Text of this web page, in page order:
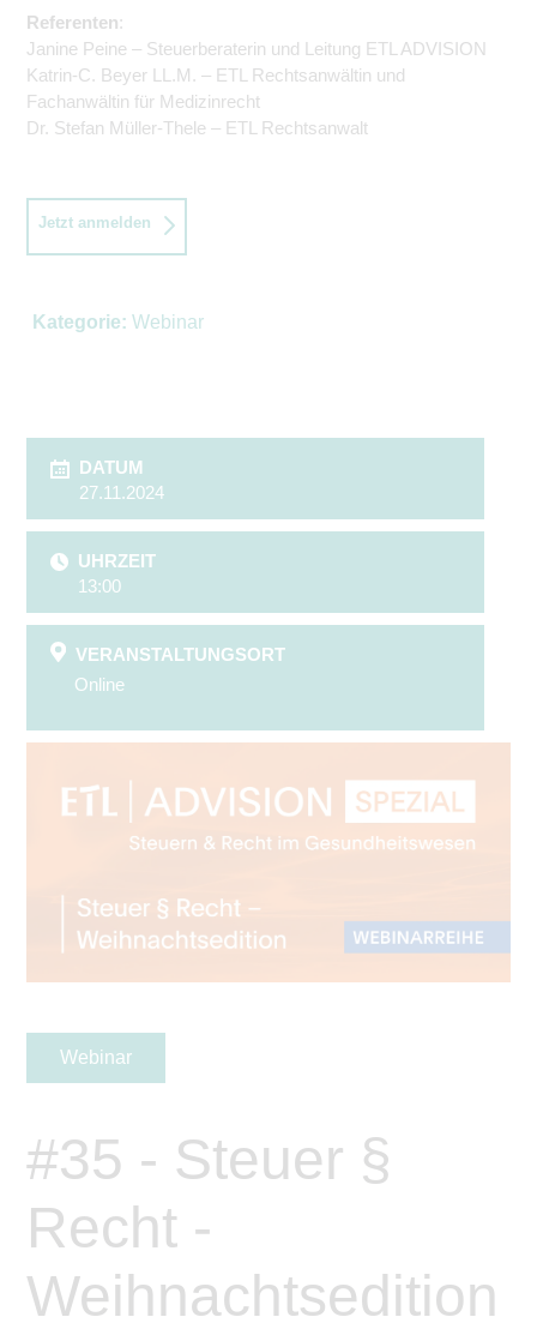
Referenten:
Janine Peine – Steuerberaterin und Leitung ETL ADVISION
Katrin-C. Beyer LL.M. – ETL Rechtsanwältin und
Fachanwältin für Medizinrecht
Dr. Stefan Müller-Thele – ETL Rechtsanwalt
Jetzt anmelden
Kategorie: Webinar
DATUM
27.11.2024
UHRZEIT
13:00
VERANSTALTUNGSORT
Online
Webinar
#35 - Steuer §
Recht -
Weihnachtsedition